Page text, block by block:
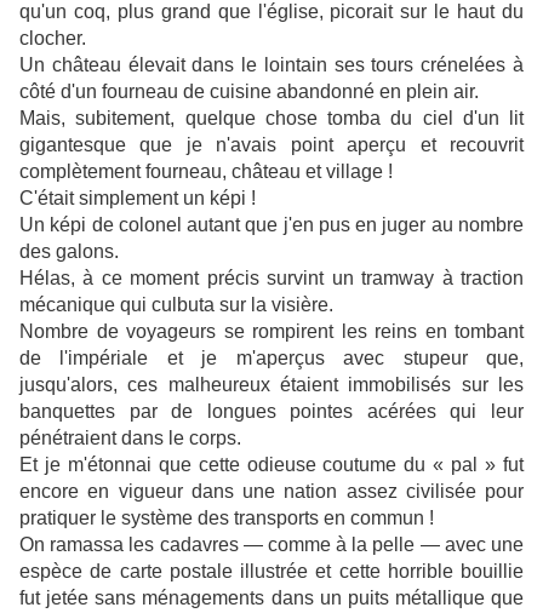
qu'un coq, plus grand que l'église, picorait sur le haut du
clocher.
Un château élevait dans le lointain ses tours crénelées à
côté d'un fourneau de cuisine abandonné en plein air.
Mais, subitement, quelque chose tomba du ciel d'un lit
gigantesque que je n'avais point aperçu et recouvrit
complètement fourneau, château et village !
C'était simplement un képi !
Un képi de colonel autant que j'en pus en juger au nombre
des galons.
Hélas, à ce moment précis survint un tramway à traction
mécanique qui culbuta sur la visière.
Nombre de voyageurs se rompirent les reins en tombant
de l'impériale et je m'aperçus avec stupeur que,
jusqu'alors, ces malheureux étaient immobilisés sur les
banquettes par de longues pointes acérées qui leur
pénétraient dans le corps.
Et je m'étonnai que cette odieuse coutume du « pal » fut
encore en vigueur dans une nation assez civilisée pour
pratiquer le système des transports en commun !
On ramassa les cadavres — comme à la pelle — avec une
espèce de carte postale illustrée et cette horrible bouillie
fut jetée sans ménagements dans un puits métallique que